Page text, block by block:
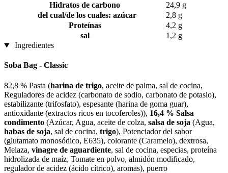
Hidratos de carbono
24,9 g
del cual/de los cuales: azúcar
2,8 g
Proteínas
4,2 g
sal
1,2 g
Ingredientes
Soba Bag - Classic
82,8 % Pasta (harina de trigo, aceite de palma, sal de cocina,
Reguladores de acidez (carbonato de sodio, carbonato de potasio),
estabilizante (trifosfato), espesante (harina de goma guar),
antioxidante (extractos ricos en tocoferoles)), 16,4 % Salsa
condimento (Azúcar, Agua, aceite de colza, salsa de soja (Agua,
habas de soja, sal de cocina, trigo), Potenciador del sabor
(glutamato monosódico, E635), colorante (Caramelo), dextrosa,
Melaza, vinagre de aguardiente, sal de cocina, especias, proteína
hidrolizada de maíz, Tomate en polvo, almidón modificado,
regulador de acidez (ácido cítrico), aromas), puerro